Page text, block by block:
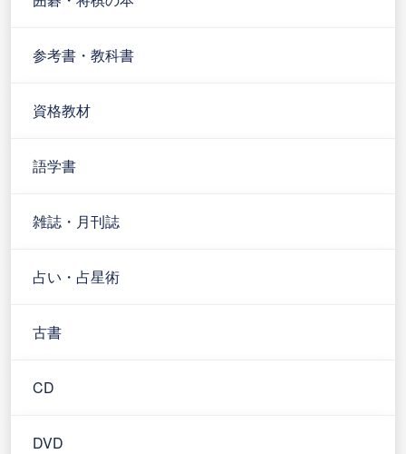
参考書・教科書
資格教材
語学書
雑誌・月刊誌
占い・占星術
古書
CD
DVD